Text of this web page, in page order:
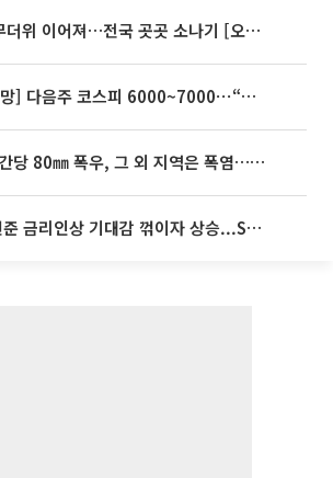
35도 안팎 무더위 이어져…전국 곳곳 소나기 [오늘 날씨]
[주간증시전망] 다음주 코스피 6000~7000⋯“外人 수급은 정책이 변수”
동해안은 시간당 80㎜ 폭우, 그 외 지역은 폭염…‘극과 극 날씨’
뉴욕증시, 연준 금리인상 기대감 꺾이자 상승...S&P500 사상 최고치 [종합]